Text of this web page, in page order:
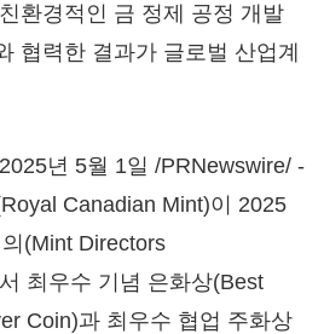
환경적인 금 정제 공정 개발
협력한 결과가 글로벌 산업계
2025년 5월 1일 /PRNewswire/ -
Canadian Mint)이 2025
(Mint Directors
최우수 기념 은화상(Best
Coin)과 최우수 협업 주화상